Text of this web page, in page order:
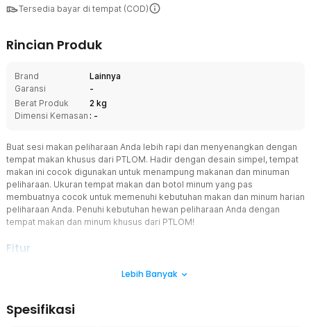
Tersedia bayar di tempat (COD)
Rincian Produk
Brand
Lainnya
Garansi
-
Berat Produk
2 kg
Dimensi Kemasan : -
Buat sesi makan peliharaan Anda lebih rapi dan menyenangkan dengan
tempat makan khusus dari PTLOM. Hadir dengan desain simpel, tempat
makan ini cocok digunakan untuk menampung makanan dan minuman
peliharaan. Ukuran tempat makan dan botol minum yang pas
membuatnya cocok untuk memenuhi kebutuhan makan dan minum harian
peliharaan Anda. Penuhi kebutuhan hewan peliharaan Anda dengan
tempat makan dan minum khusus dari PTLOM!
Fitur
Tempat Makan dan Minum
untuk menaruh makanan dan minuman. Dengan fitur ini, Anda tidak
Lebih Banyak
Spesifikasi